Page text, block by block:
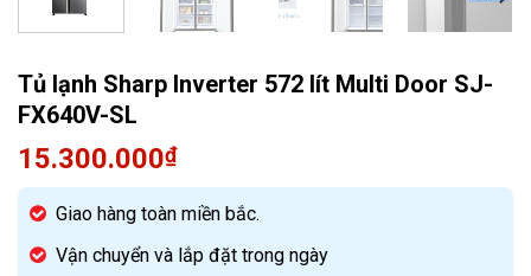
Tủ lạnh Sharp Inverter 572 lít Multi Door SJ-
FX640V-SL
15.300.000₫
Giao hàng toàn miền bắc.
Vận chuyển và lắp đặt trong ngày